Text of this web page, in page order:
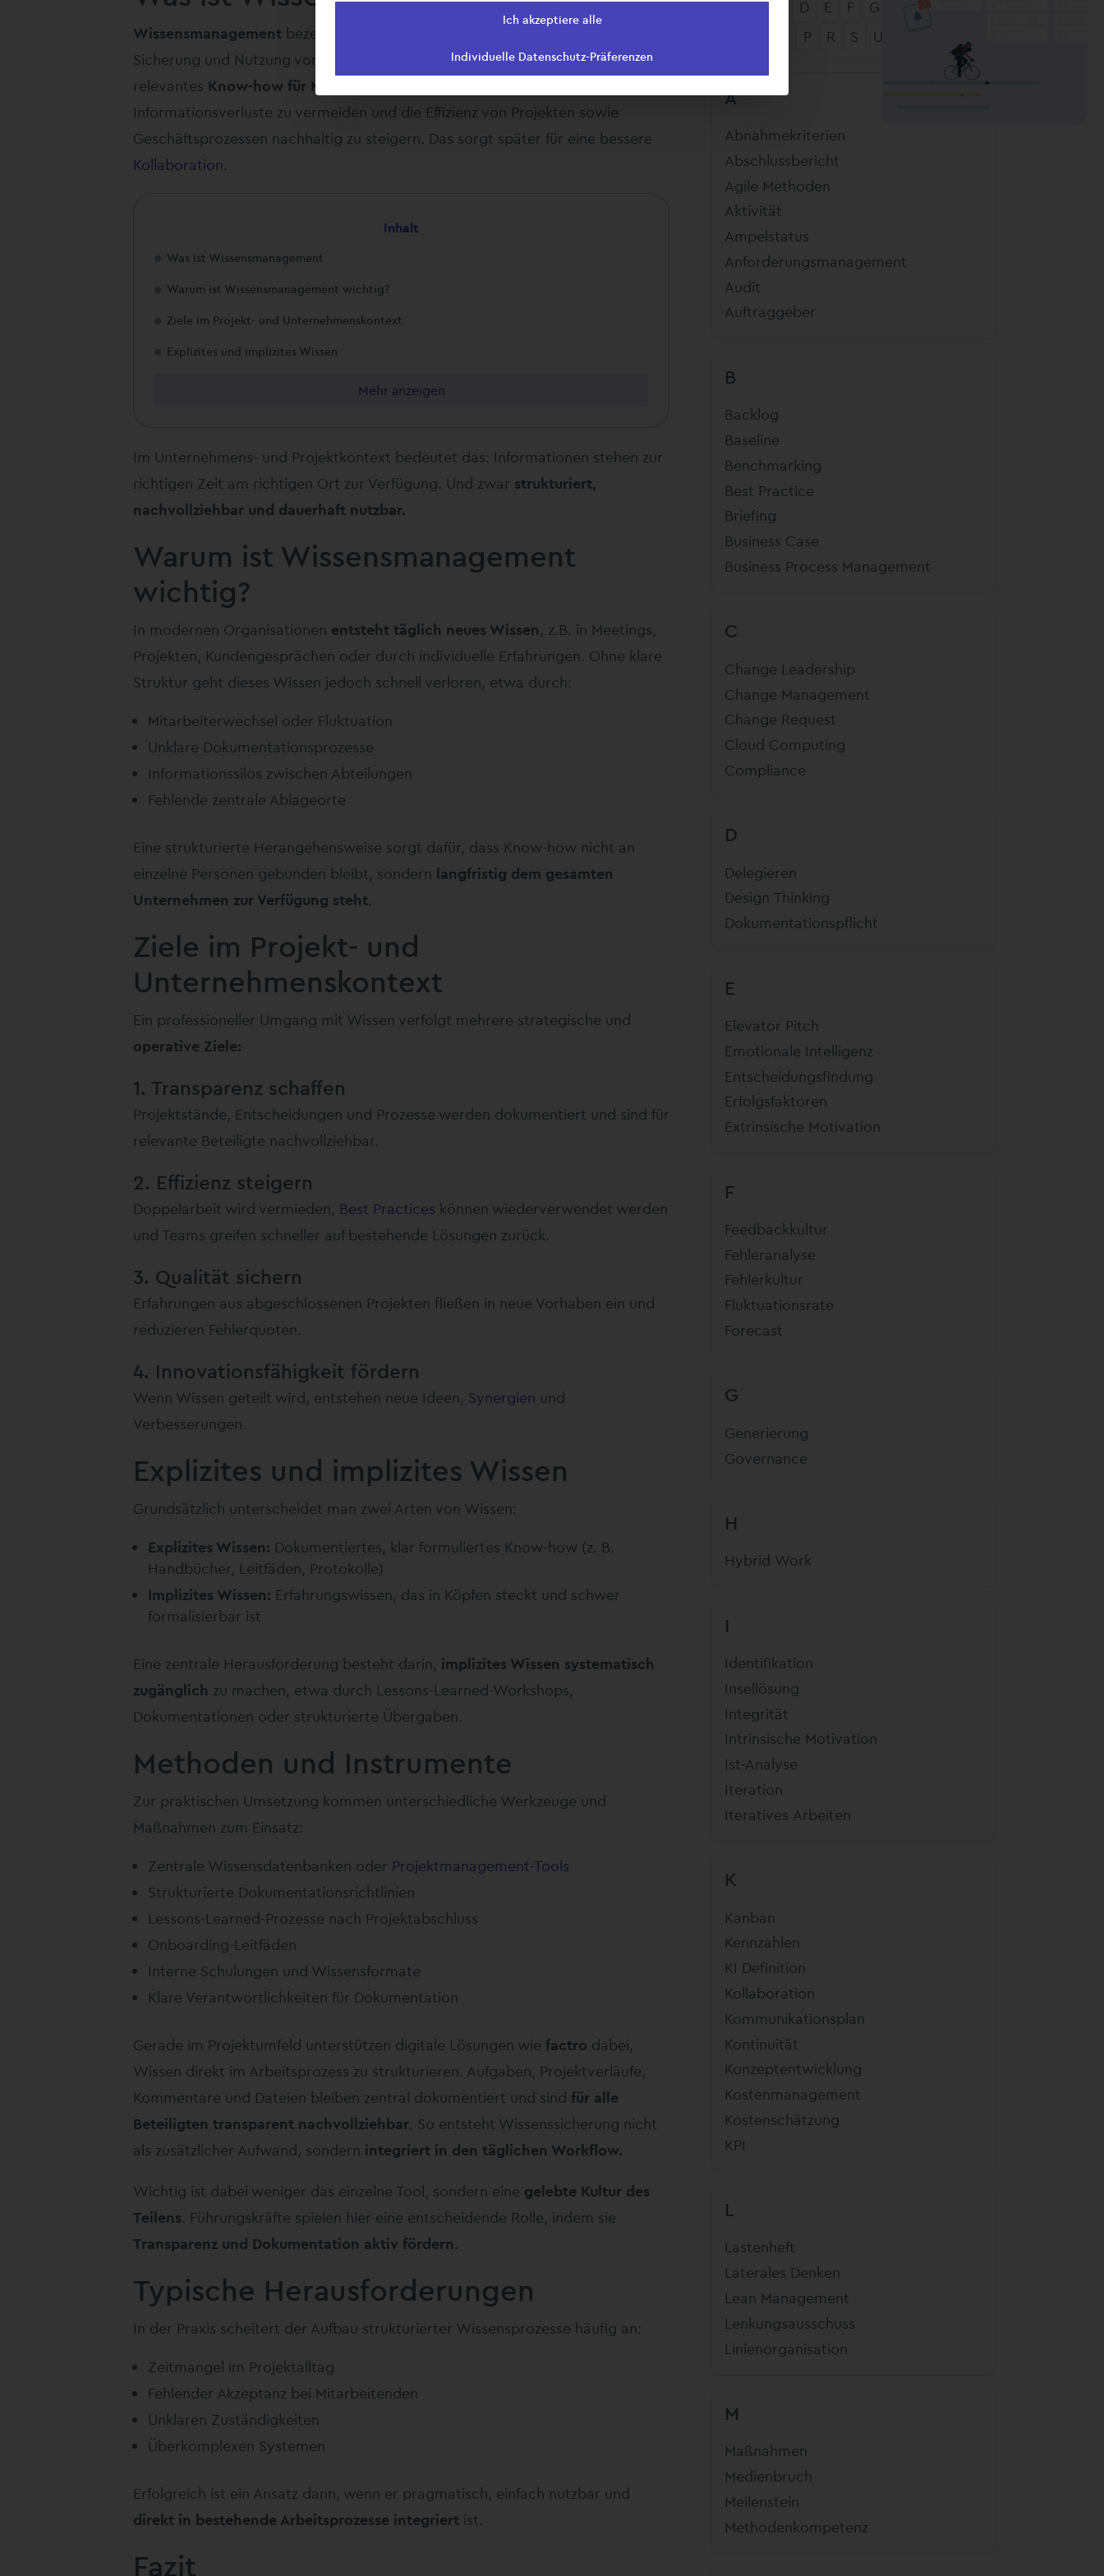
Wissensmanagement bezeichnet die systematische Erfassung, Entwicklung,
Sicherung und Nutzung von Wissen innerhalb einer Organisation. Ziel ist es,
relevantes Know-how für Mitarbeitende zugänglich zu machen
Informationsverluste zu vermeiden und die Effizienz von Projekten sowie
Geschäftsprozessen nachhaltig zu steigern. Das sorgt später für eine bessere
Kollaboration.
Inhalt
Was ist Wissensmanagement
Warum ist Wissensmanagement wichtig?
Ziele im Projekt- und Unternehmenskontext
Explizites und implizites Wissen
Mehr anzeigen
Im Unternehmens- und Projektkontext bedeutet das: Informationen stehen zur
richtigen Zeit am richtigen Ort zur Verfügung. Und zwar strukturiert,
nachvollziehbar und dauerhaft nutzbar.
Warum ist Wissensmanagement
wichtig?
In modernen Organisationen entsteht täglich neues Wissen, z.B. in Meetings,
Projekten, Kundengesprächen oder durch individuelle Erfahrungen. Ohne klare
Struktur geht dieses Wissen jedoch schnell verloren, etwa durch:
Mitarbeiterwechsel oder Fluktuation
Unklare Dokumentationsprozesse
Informationssilos zwischen Abteilungen
Fehlende zentrale Ablageorte
Eine strukturierte Herangehensweise sorgt dafür, dass Know-how nicht an
einzelne Personen gebunden bleibt, sondern langfristig dem gesamten
Unternehmen zur Verfügung steht.
Ziele im Projekt- und
Unternehmenskontext
Ein professioneller Umgang mit Wissen verfolgt mehrere strategische und
operative Ziele:
1. Transparenz schaffen
Projektstände, Entscheidungen und Prozesse werden dokumentiert und sind für
relevante Beteiligte nachvollziehbar.
2. Effizienz steigern
Doppelarbeit wird vermieden, Best Practices können wiederverwendet werden
und Teams greifen schneller auf bestehende Lösungen zurück.
3. Qualität sichern
Erfahrungen aus abgeschlossenen Projekten fließen in neue Vorhaben ein und
reduzieren Fehlerquoten.
4. Innovationsfähigkeit fördern
Wenn Wissen geteilt wird, entstehen neue Ideen, Synergien und
Verbesserungen.
Explizites und implizites Wissen
Grundsätzlich unterscheidet man zwei Arten von Wissen:
Explizites Wissen: Dokumentiertes, klar formuliertes Know-how (z. B.
Handbücher, Leitfäden, Protokolle)
Implizites Wissen: Erfahrungswissen, das in Köpfen steckt und schwer
formalisierbar ist
Eine zentrale Herausforderung besteht darin, implizites Wissen systematisch
zugänglich zu machen, etwa durch Lessons-Learned-Workshops,
Dokumentationen oder strukturierte Übergaben.
Methoden und Instrumente
Zur praktischen Umsetzung kommen unterschiedliche Werkzeuge und
Maßnahmen zum Einsatz:
Zentrale Wissensdatenbanken oder Projektmanagement-Tools
Strukturierte Dokumentationsrichtlinien
Lessons-Learned-Prozesse nach Projektabschluss
Onboarding-Leitfäden
Interne Schulungen und Wissensformate
Klare Verantwortlichkeiten für Dokumentation
Gerade im Projektumfeld unterstützen digitale Lösungen wie factro dabei,
Wissen direkt im Arbeitsprozess zu strukturieren. Aufgaben, Projektverläufe,
Kommentare und Dateien bleiben zentral dokumentiert und sind für alle
Beteiligten transparent nachvollziehbar. So entsteht Wissenssicherung nicht
als zusätzlicher Aufwand, sondern integriert in den täglichen Workflow.
Wichtig ist dabei weniger das einzelne Tool, sondern eine gelebte Kultur des
Teilens. Führungskräfte spielen hier eine entscheidende Rolle, indem sie
Transparenz und Dokumentation aktiv fördern.
Typische Herausforderungen
In der Praxis scheitert der Aufbau strukturierter Wissensprozesse häufig an:
Zeitmangel im Projektalltag
Fehlender Akzeptanz bei Mitarbeitenden
Unklaren Zuständigkeiten
Überkomplexen Systemen
Erfolgreich ist ein Ansatz dann, wenn er pragmatisch, einfach nutzbar und
direkt in bestehende Arbeitsprozesse integriert ist.
Fazit
A B D E F G
P R S U
A
Abnahmekriterien
Abschlussbericht
Agile Methoden
Aktivität
Ampelstatus
Anforderungsmanagement
Audit
Auftraggeber
B
Backlog
Baseline
Benchmarking
Best Practice
Briefing
Business Case
Business Process Management
C
Change Leadership
Change Management
Change Request
Cloud Computing
Compliance
D
Delegieren
Design Thinking
Dokumentationspflicht
E
Elevator Pitch
Emotionale Intelligenz
Entscheidungsfindung
Erfolgsfaktoren
Extrinsische Motivation
F
Feedbackkultur
Fehleranalyse
Fehlerkultur
Fluktuationsrate
Forecast
G
Generierung
Governance
H
Hybrid Work
I
Identifikation
Insellösung
Integrität
Intrinsische Motivation
Ist-Analyse
Iteration
Iteratives Arbeiten
K
Kanban
Kennzahlen
KI Definition
Kollaboration
Kommunikationsplan
Kontinuität
Konzeptentwicklung
Kostenmanagement
Kostenschätzung
KPI
L
Lastenheft
Laterales Denken
Lean Management
Lenkungsausschuss
Linienorganisation
M
Maßnahmen
Medienbruch
Meilenstein
Methodenkompetenz
Ich akzeptiere alle
Individuelle Datenschutz-Präferenzen